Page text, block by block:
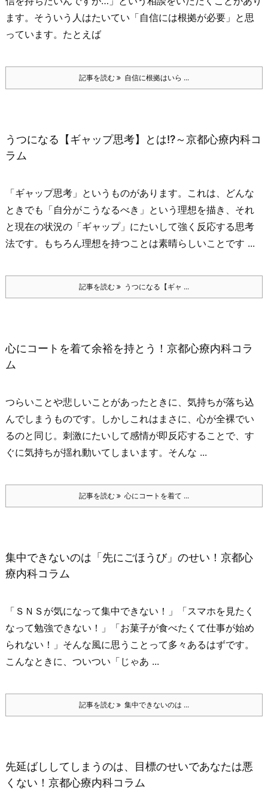
ます。 そういう人はたいてい 「自信には根拠が必要」 と思
っています。 たとえば
記事を読む 自信に根拠はいら ...
うつになる【ギャップ思考】とは!?～京都心療内科コ
ラム
「ギャップ思考」というものがあります。 これは、どんな
ときでも「自分がこうなるべき」という理想を描き、それ
と現在の状況の「ギャップ」にたいして強く反応する思考
法です。
もちろん理想を持つことは素晴らしいことです ...
記事を読む うつになる【ギャ ...
心にコートを着て余裕を持とう！京都心療内科コラ
ム
つらいことや悲しいことがあったときに、気持ちが落ち込
んでしまうものです。
しかしこれはまさに、心が全裸でい
るのと同じ。 刺激にたいして感情が即反応することで、す
ぐに気持ちが揺れ動いてしまいます。 そんな ...
記事を読む 心にコートを着て ...
集中できないのは「先にごほうび」のせい！京都心
療内科コラム
「ＳＮＳが気になって集中できない！」
「スマホを見たく
なって勉強できない！」
「お菓子が食べたくて仕事が始め
られない！」 そんな風に思うことって多々あるはずです。
こんなときに、ついつい「じゃあ ...
記事を読む 集中できないのは ...
先延ばししてしまうのは、目標のせいであなたは悪
くない！京都心療内科コラム